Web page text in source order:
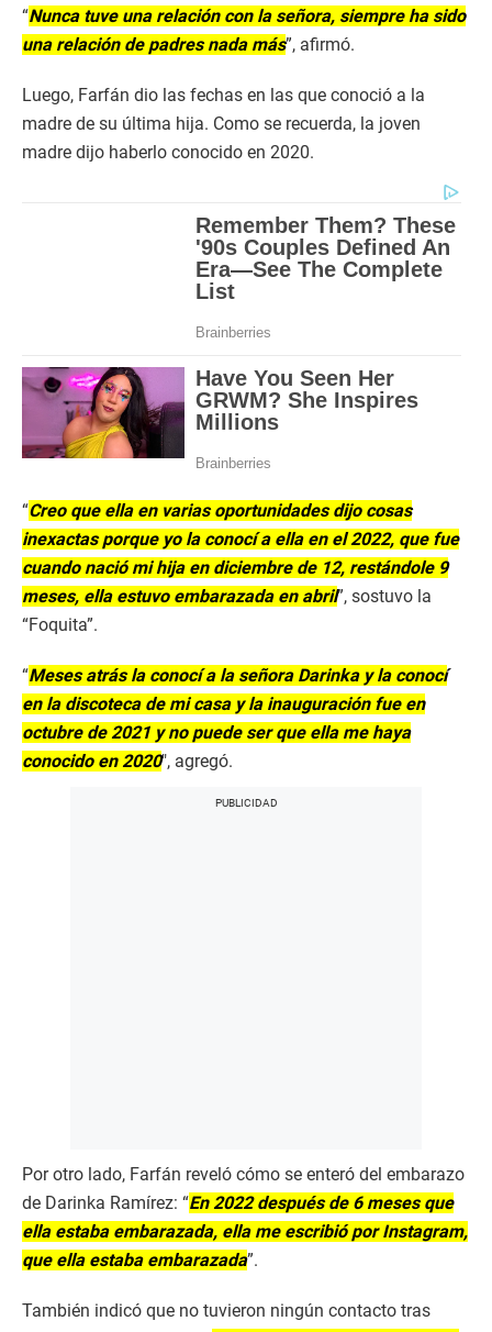
“Nunca tuve una relación con la señora, siempre ha sido
una relación de padres nada más”, afirmó.
Luego, Farfán dio las fechas en las que conoció a la
madre de su última hija. Como se recuerda, la joven
madre dijo haberlo conocido en 2020.
“Creo que ella en varias oportunidades dijo cosas
inexactas porque yo la conocí a ella en el 2022, que fue
cuando nació mi hija en diciembre de 12, restándole 9
meses, ella estuvo embarazada en abril”, sostuvo la
“Foquita”.
“Meses atrás la conocí a la señora Darinka y la conocí
en la discoteca de mi casa y la inauguración fue en
octubre de 2021 y no puede ser que ella me haya
conocido en 2020″, agregó.
Por otro lado, Farfán reveló cómo se enteró del embarazo
de Darinka Ramírez: “En 2022 después de 6 meses que
ella estaba embarazada, ella me escribió por Instagram,
que ella estaba embarazada”.
También indicó que no tuvieron ningún contacto tras